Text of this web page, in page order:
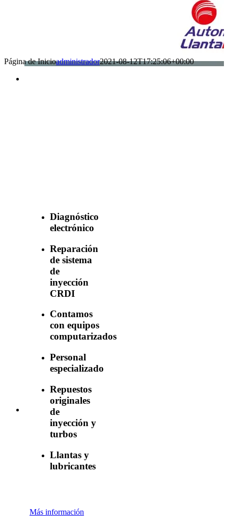
Página de Inicioadministrador2021-08-12T17:25:06+00:00
Diagnóstico
electrónico
Reparación
de sistema
de
inyección
CRDI
Contamos
con equipos
computarizados
Personal
especializado
Repuestos
originales
de
inyección y
turbos
Llantas y
lubricantes
Más información